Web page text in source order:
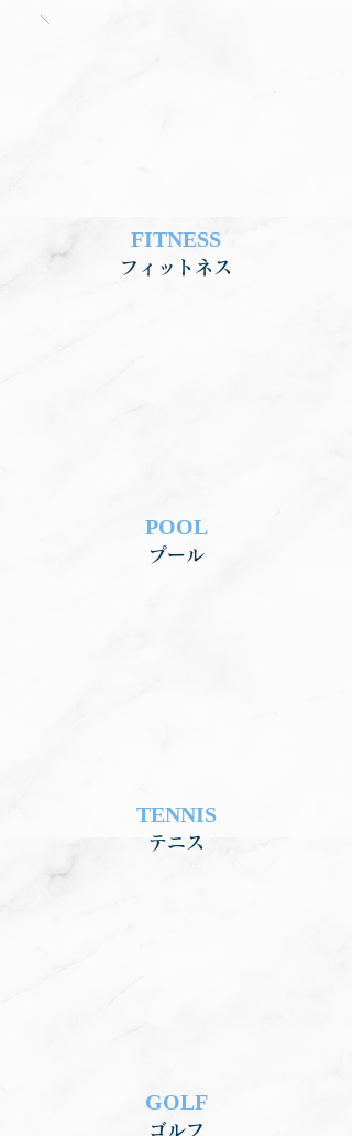
FITNESS
フィットネス
POOL
プール
TENNIS
テニス
GOLF
ゴルフ